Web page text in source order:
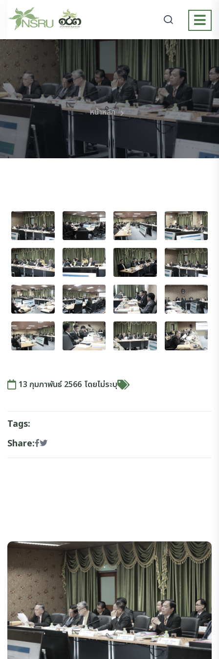
หน้าหลัก
13 กุมภาพันธ์ 2566 โดยไม่ระบุ
Tags:
Share: